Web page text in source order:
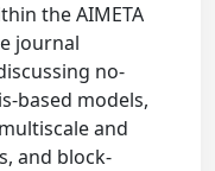
the AIMETA
journal
no-
based models,
and
and block-